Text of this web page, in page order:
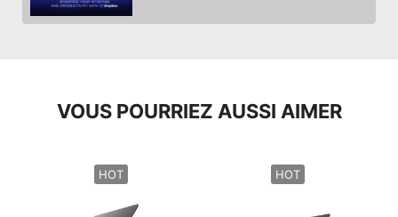
VOUS POURRIEZ AUSSI AIMER
HOT HOT